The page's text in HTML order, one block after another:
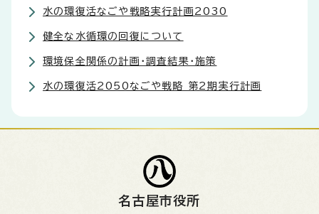
水の環復活なごや戦略実行計画2030
健全な水循環の回復について
環境保全関係の計画・調査結果・施策
水の環復活2050なごや戦略 第2期実行計画
名古屋市役所